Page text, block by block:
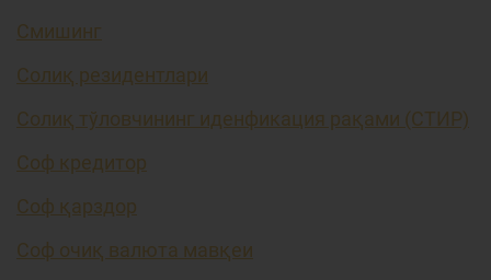
Смишинг
Солиқ резидентлари
Солиқ тўловчининг иденфикация рақами (СТИР)
Соф кредитор
Соф қарздор
Соф очиқ валюта мавқеи